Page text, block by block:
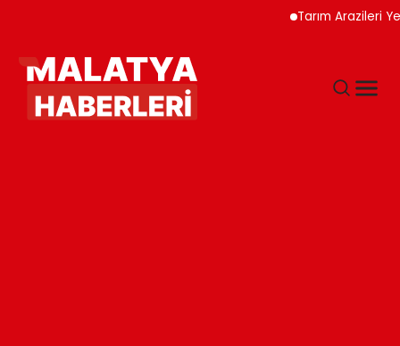
Tarım Arazileri